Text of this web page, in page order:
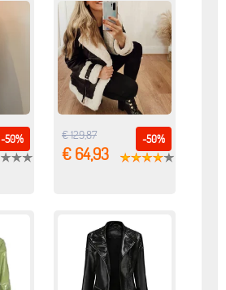
-50% -50%
€ 129,87
€ 64,93